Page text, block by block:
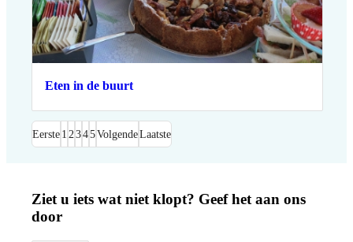
Eten in de buurt
Eerste 1 2 345VolgendeLaatste
Ziet u iets wat niet klopt? Geef het aan ons
door